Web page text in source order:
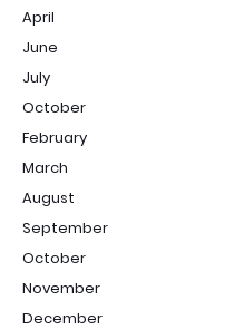
April
June
July
October
February
March
August
September
October
November
December